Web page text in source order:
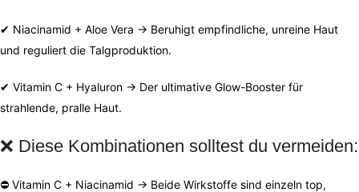
✔ Niacinamid + Aloe Vera → Beruhigt empfindliche, unreine Haut
und reguliert die Talgproduktion.
✔ Vitamin C + Hyaluron → Der ultimative Glow-Booster für
strahlende, pralle Haut.
❌ Diese Kombinationen solltest du vermeiden:
⛔ Vitamin C + Niacinamid → Beide Wirkstoffe sind einzeln top,